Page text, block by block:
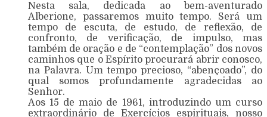
Nesta sala, dedicada ao bem-aventurado
Alberione, passaremos muito tempo. Será um
tempo de escuta, de estudo, de reflexão, de
confronto, de verificação, de impulso, mas
também de oração e de “contemplação” dos novos
caminhos que o Espírito procurará abrir conosco,
na Palavra. Um tempo precioso, “abençoado”, do
qual somos profundamente agradecidas ao
Senhor.
Aos 15 de maio de 1961, introduzindo um curso
extraordinário de Exercícios espirituais, nosso